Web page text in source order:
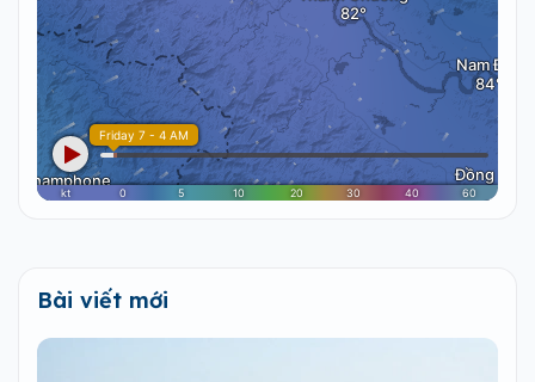
Bài viết mới